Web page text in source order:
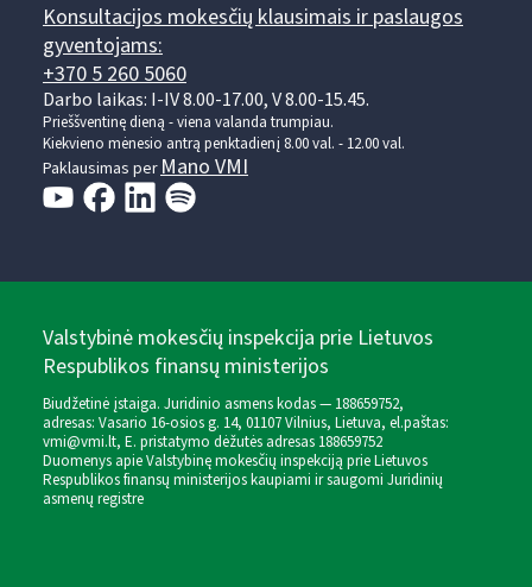
Konsultacijos mokesčių klausimais ir paslaugos
gyventojams:
+370 5 260 5060
Darbo laikas: I-IV 8.00-17.00, V 8.00-15.45.
Prieššventinę dieną - viena valanda trumpiau.
Kiekvieno mėnesio antrą penktadienį 8.00 val. - 12.00 val.
Paklausimas perMano VMI
Valstybinė mokesčių inspekcija prie Lietuvos
Respublikos finansų ministerijos
Biudžetinė įstaiga. Juridinio asmens kodas — 188659752,
adresas: Vasario 16-osios g. 14, 01107 Vilnius, Lietuva, el.paštas:
vmi@vmi.lt, E. pristatymo dėžutės adresas 188659752
Duomenys apie Valstybinę mokesčių inspekciją prie Lietuvos
Respublikos finansų ministerijos kaupiami ir saugomi Juridinių
asmenų registre